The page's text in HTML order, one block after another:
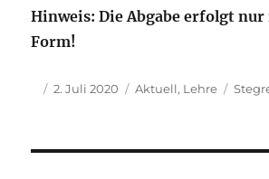
Hinweis: Die Abgabe erfolgt
Form!
Autor
Veröffentlicht
2. Juli 2020 Kategorien
Aktuell, Lehre